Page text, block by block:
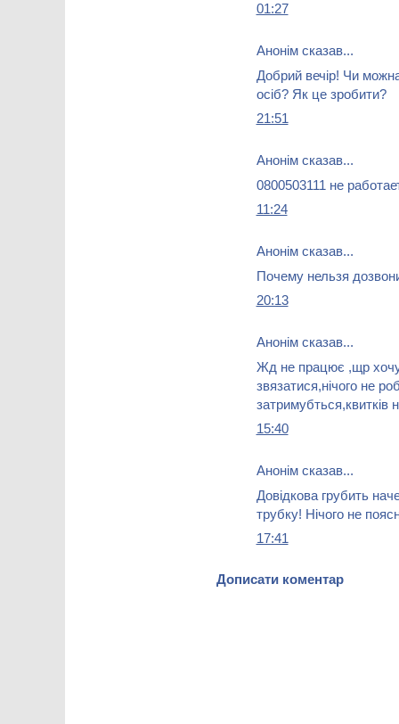
01:27
Анонім сказав...
Добрий вечір! Чи
осіб? Як це зробити?
21:51
Анонім сказав...
0800503111 не
11:24
Анонім сказав...
Почему нельзя
20:13
Анонім сказав...
Жд не працює ,щр
звязатися,нічого не
затримубться,квитків
15:40
Анонім сказав...
Довідкова грубить
трубку! Нічого не
17:41
Дописати коментар